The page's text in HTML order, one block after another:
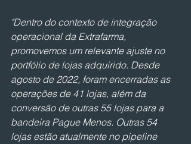
"Dentro do contexto de integração
operacional da Extrafarma,
promovemos um relevante ajuste no
portfólio de lojas adquirido. Desde
agosto de 2022, foram encerradas as
operações de 41 lojas, além da
conversão de outras 55 lojas para a
bandeira Pague Menos. Outras 54
lojas estão atualmente no pipeline